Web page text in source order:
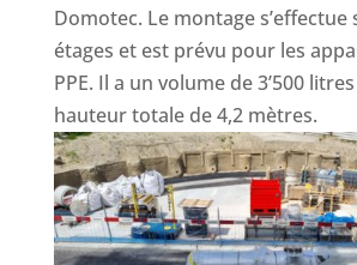
Domotec. Le montage s’effectue
étages et est prévu pour les
PPE. Il a un volume de 3’500
hauteur totale de 4,2 mètres.